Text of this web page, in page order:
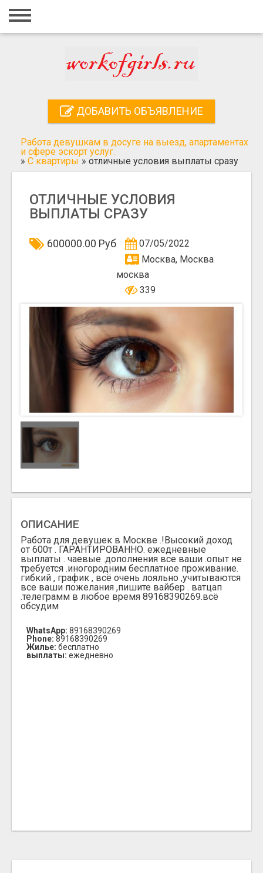
Главная
Регистрация
Добавить объявление
Поиск
ДОБАВИТЬ ОБЪЯВЛЕНИЕ
Работа девушкам в досуге на выезд, апартаментах
и сфере эскорт услуг.
» С квартиры » отличные условия выплаты сразу
ОТЛИЧНЫЕ УСЛОВИЯ
ВЫПЛАТЫ СРАЗУ
600000.00 Руб
07/05/2022
Москва, Москва
москва
339
ОПИСАНИЕ
Работа для девушек в Москве .!Высокий доход
от 600т . ГАРАНТИРОВАННО. ежедневные
выплаты . чаевые .дополнения все ваши .опыт не
требуется .иногородним бесплатное проживание.
гибкий , график , всё очень лояльно ,учитываются
все ваши пожелания ,пишите вайбер . ватцап
.телеграмм в любое время 89168390269.всё
обсудим
WhatsApp: 89168390269
Phone: 89168390269
Жилье: бесплатно
выплаты: ежедневно